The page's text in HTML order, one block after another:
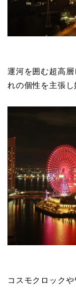
運河を囲む超高
れの個性を主張し
コスモクロック